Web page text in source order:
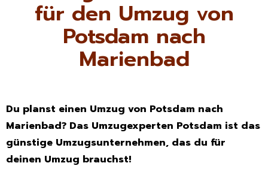
für den Umzug von
Potsdam nach
Marienbad
Du planst einen Umzug von Potsdam nach
Marienbad? Das Umzugexperten Potsdam ist das
günstige Umzugsunternehmen, das du für
deinen Umzug brauchst!